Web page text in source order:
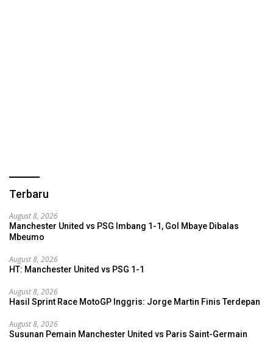
Terbaru
August 8, 2026
Manchester United vs PSG Imbang 1-1, Gol Mbaye Dibalas
Mbeumo
August 8, 2026
HT: Manchester United vs PSG 1-1
August 8, 2026
Hasil Sprint Race MotoGP Inggris: Jorge Martin Finis Terdepan
August 8, 2026
Susunan Pemain Manchester United vs Paris Saint-Germain